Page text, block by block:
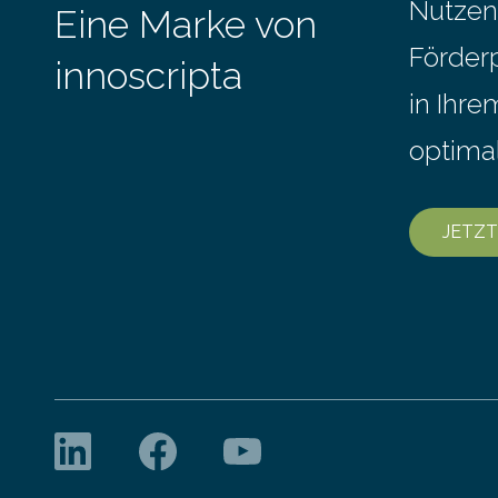
Auftrag kann das Umrüsten…
Eine Marke von
innoscripta
in